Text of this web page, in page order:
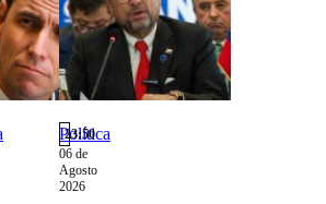
Política
23:50
06 de
Agosto
2026